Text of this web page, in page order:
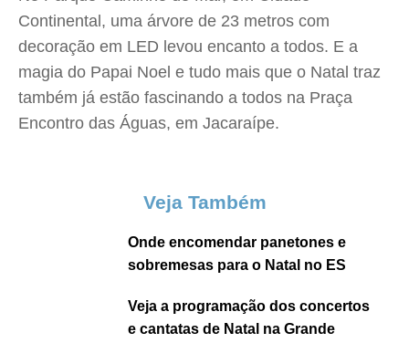
Continental, uma árvore de 23 metros com
decoração em LED levou encanto a todos. E a
magia do Papai Noel e tudo mais que o Natal traz
também já estão fascinando a todos na Praça
Encontro das Águas, em Jacaraípe.
Veja Também
Onde encomendar panetones e
sobremesas para o Natal no ES
Veja a programação dos concertos
e cantatas de Natal na Grande